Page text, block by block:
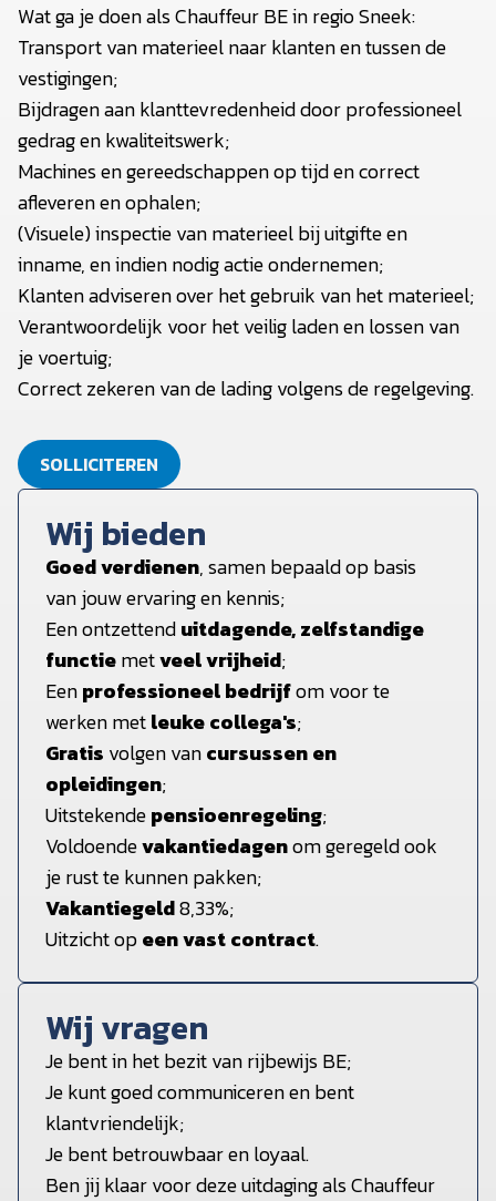
Wat ga je doen als Chauffeur BE in regio Sneek:
Transport van materieel naar klanten en tussen de
vestigingen;
Bijdragen aan klanttevredenheid door professioneel
gedrag en kwaliteitswerk;
Machines en gereedschappen op tijd en correct
afleveren en ophalen;
(Visuele) inspectie van materieel bij uitgifte en
inname, en indien nodig actie ondernemen;
Klanten adviseren over het gebruik van het materieel;
Verantwoordelijk voor het veilig laden en lossen van
je voertuig;
Correct zekeren van de lading volgens de regelgeving.
SOLLICITEREN
Wij bieden
Goed verdienen, samen bepaald op basis
van jouw ervaring en kennis;
Een ontzettenduitdagende, zelfstandige
functiemetveel vrijheid;
Eenprofessioneel bedrijfom voor te
werken metleuke collega's;
Gratis volgen vancursussen en
opleidingen;
Uitstekendepensioenregeling;
Voldoendevakantiedagenom geregeld ook
je rust te kunnen pakken;
Vakantiegeld8,33%;
Uitzicht opeen vast contract.
Wij vragen
Je bent in het bezit van rijbewijs BE;
Je kunt goed communiceren en bent
klantvriendelijk;
Je bent betrouwbaar en loyaal.
Ben jij klaar voor deze uitdaging als Chauffeur